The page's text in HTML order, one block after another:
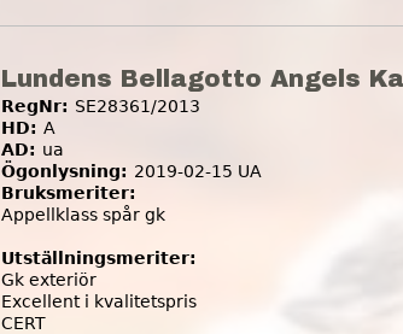
Lundens Bellagotto Angels
RegNr: SE28361/2013
HD: A
AD: ua
Ögonlysning: 2019-02-15 UA
Bruksmeriter:
Appellklass spår gk
Utställningsmeriter:
Gk exteriör
Excellent i kvalitetspris
CERT